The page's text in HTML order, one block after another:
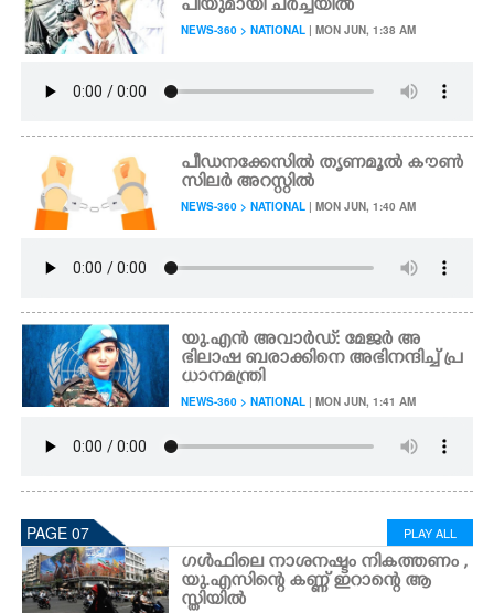
പിയുമായി ചർച്ചയിൽ
NEWS-360 > NATIONAL | MON JUN, 1:38 AM
പീഡനക്കേസിൽ തൃണമൂൽ കൗൺ
സിലർ അറസ്റ്റിൽ
NEWS-360 > NATIONAL | MON JUN, 1:40 AM
യു.എൻ അവാർഡ്: മേജർ അ
ഭിലാഷ ബരാക്കിനെ അഭിനന്ദിച്ച് പ്ര
ധാനമന്ത്രി
NEWS-360 > NATIONAL | MON JUN, 1:41 AM
PAGE 07 PLAY ALL
ഗൾഫിലെ നാശനഷ്ടം നികത്തണം ,
യു.എസിന്റെ കണ്ണ് ഇറാന്റെ ആ
സ്തിയിൽ